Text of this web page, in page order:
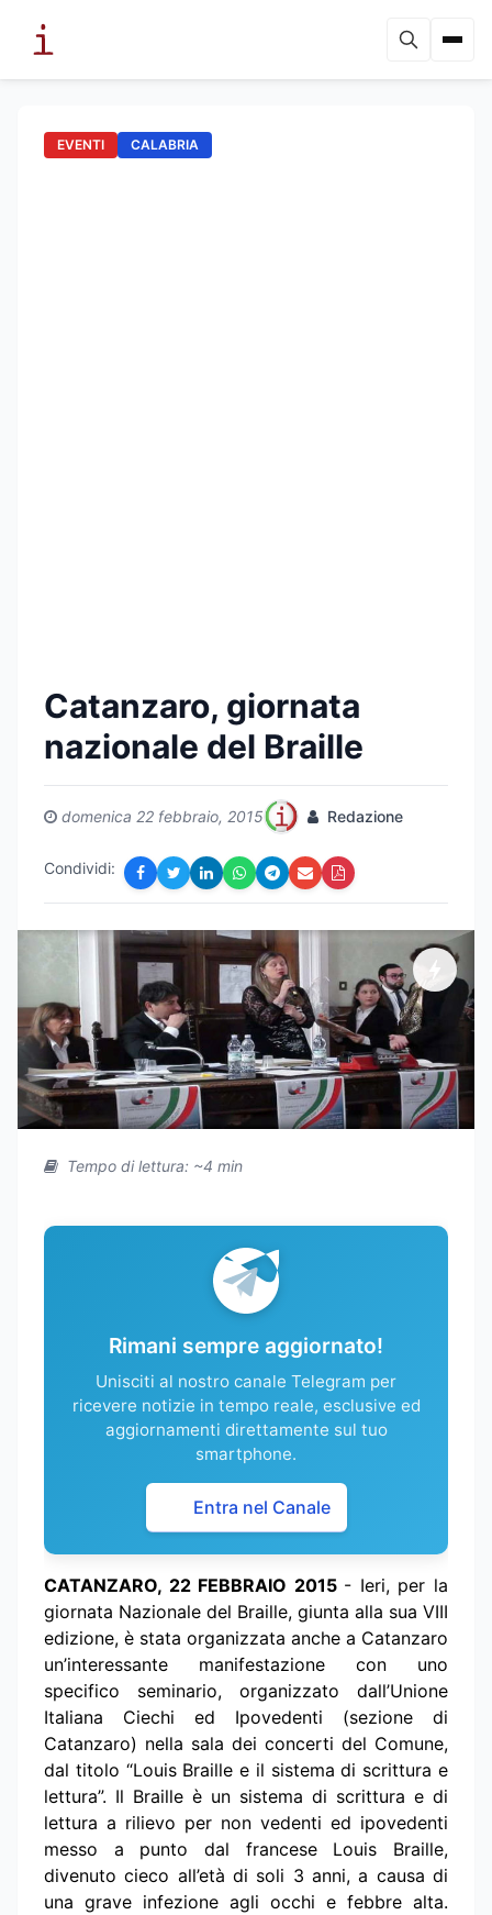
EVENTI CALABRIA
Catanzaro, giornata
nazionale del Braille
domenica 22 febbraio, 2015 Redazione
Condividi:
Tempo di lettura: ~4 min
Rimani sempre aggiornato!
Unisciti al nostro canale Telegram per
ricevere notizie in tempo reale, esclusive ed
aggiornamenti direttamente sul tuo
smartphone.
Entra nel Canale
CATANZARO, 22 FEBBRAIO 2015 - Ieri, per la
giornata Nazionale del Braille, giunta alla sua VIII
edizione, è stata organizzata anche a Catanzaro
un’interessante manifestazione con uno
specifico seminario, organizzato dall’Unione
Italiana Ciechi ed Ipovedenti (sezione di
Catanzaro) nella sala dei concerti del Comune,
dal titolo “Louis Braille e il sistema di scrittura e
lettura”. Il Braille è un sistema di scrittura e di
lettura a rilievo per non vedenti ed ipovedenti
messo a punto dal francese Louis Braille,
divenuto cieco all’età di soli 3 anni, a causa di
una grave infezione agli occhi e febbre alta.